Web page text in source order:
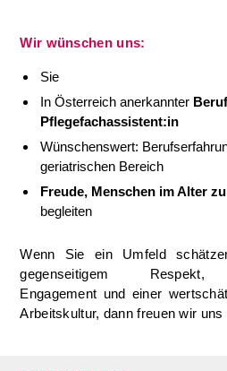
Wir wünschen uns:
Sie
In Österreich anerkannter
Pflegefachassistent:in
Wünschenswert:
geriatrischen Bereich
Freude, Menschen im Alter
begleiten
Wenn Sie ein Umfeld
gegenseitigem Respekt,
Engagement und einer
Arbeitskultur, dann freuen wir uns